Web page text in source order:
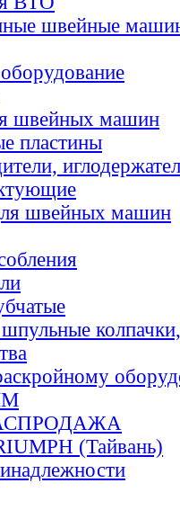
швейные
швейных машин
пластины
швейных машин
(Тайвань)